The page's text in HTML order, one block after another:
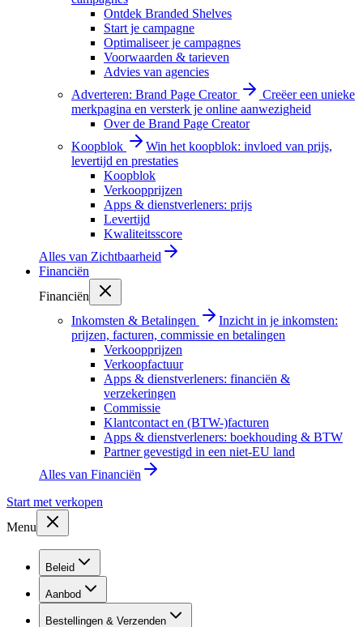
Ontdek Branded Shelves
Start je campagne
Optimaliseer je campagnes
Voorwaarden & tarieven
Advies van agencies
Adverteren: Brand Page Creator
Creëer een unieke
merkpagina en versterk je online aanwezigheid
Over de Brand Page Creator
Koopblok
Win het koopblok: invloed van prijs,
levertijd en prestaties
Koopblok
Verkoopprijzen
Apps & dienstverleners: prijs
Levertijd
Kwaliteitsscore
Alles van Zichtbaarheid
Financiën
Financiën
Inkomsten & Betalingen
Inzicht in je inkomsten:
prijzen, facturen, commissie en betalingen
Verkoopprijzen
Verkoopfactuur
Apps & dienstverleners: financiën &
verzekeringen
Commissie
Klantcontact en (BTW-)facturen
Apps & dienstverleners: boekhouding & BTW
Partner gevestigd in een niet-EU land
Alles van Financiën
Start met verkopen
Menu
Beleid
Aanbod
Bestellingen & Verzenden